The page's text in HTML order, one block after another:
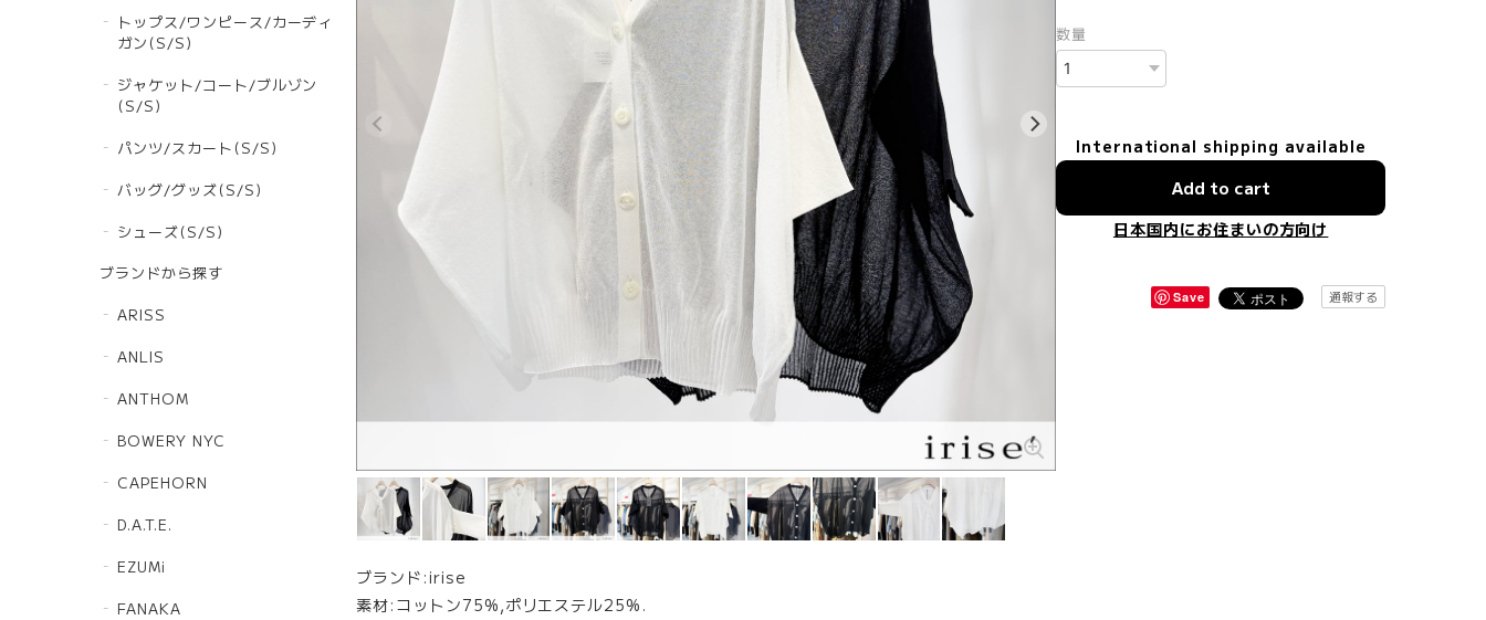
トップス/ワンピース/カーディ
ガン(S/S)
ジャケット/コート/ブルゾン
(S/S)
パンツ/スカート(S/S)
バッグ/グッズ(S/S)
シューズ(S/S)
ブランドから探す
ARISS
ANLIS
ANTHOM
BOWERY NYC
CAPEHORN
D.A.T.E.
EZUMi
FANAKA
ブランド:irise
素材:コットン75%,ポリエステル25%.
数量
International shipping available
Add to cart
日本国内にお住まいの方向け
Save 通報する